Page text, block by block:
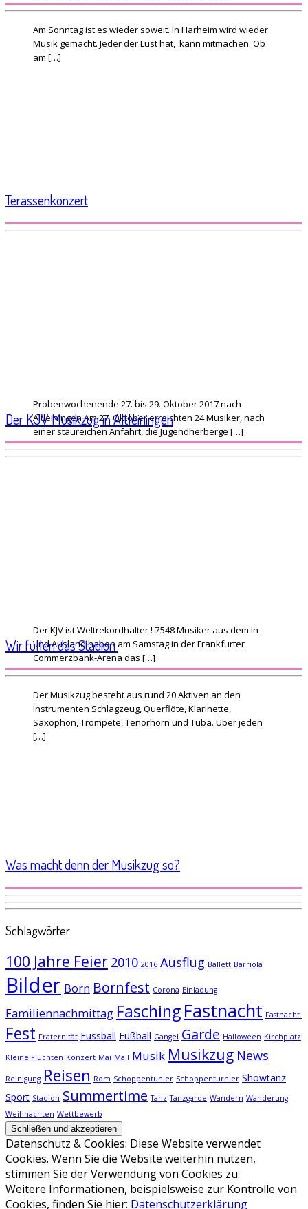
Am Sonntag ist es wieder soweit. In Harheim wird wieder
Musik gemacht. Jeder der Lust hat, kann mitmachen. Ob
am […]
Terassenkonzert
Probenwochenende 27. bis 29. Oktober 2017 nach
Altleiningen Am 27. Oktober erreichten 24 Musiker, nach
einer staureichen Anfahrt, die Jugendherberge […]
Der KJV Musikzug in Altleiningen
Der KJV ist Weltrekordhalter ! 7 548 Musiker aus dem In-
und Ausland haben am Samstag in der Frankfurter
Commerzbank-Arena das […]
Wir füllen das Stadion
Der Musikzug besteht aus rund 20 Aktiven an den
Instrumenten Schlagzeug, Querflöte, Klarinette,
Saxophon, Trompete, Tenorhorn und Tuba. Über jeden
[…]
Was macht denn der Musikzug so?
Schlagwörter
100 Jahre Feier 2010 2016 Ausflug Ballett Barriola
Bilder Born Bornfest Corona Einladung
Familiennachmittag FaschingFastnacht Fastnacht.
Fest Fraternität Fussball Fußball Gangel Garde Halloween Kirchplatz
Kleine Fluchten Konzert Mai Mail Musik Musikzug News
Reinigung Reisen Rom Schoppentunier Schoppenturnier Showtanz
Sport Stadion Summertime Tanz Tanzgarde Wandern Wanderung
Weihnachten Wettbewerb
Datenschutz & Cookies: Diese Website verwendet
Cookies. Wenn Sie die Website weiterhin nutzen,
stimmen Sie der Verwendung von Cookies zu.
Weitere Informationen, beispielsweise zur Kontrolle von
Cookies, finden Sie hier: Datenschutzerklärung